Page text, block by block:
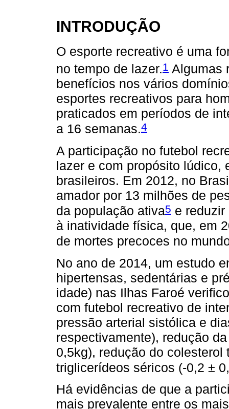
INTRODUÇÃO
O esporte recreativo é uma
no tempo de lazer.1 Algumas
benefícios nos vários
esportes recreativos para
praticados em períodos de
a 16 semanas.4
A participação no futebol
lazer e com propósito lúdico,
brasileiros. Em 2012, no
amador por 13 milhões de
da população ativa5 e
à inatividade física, que, em
de mortes precoces no
No ano de 2014, um estudo
hipertensas, sedentárias e
idade) nas Ilhas Faroé
com futebol recreativo de
pressão arterial sistólica e
respectivamente), redução
0,5kg), redução do
triglicerídeos séricos (-0,2 ±
Há evidências de que a
mais prevalente entre os